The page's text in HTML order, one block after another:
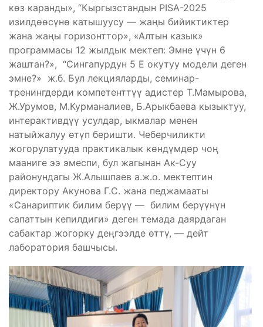
көз каранды», “Кыргызстандын PISA-2025
изилдөөсүнө катышуусу — жаңы бийиктиктер
жана жаңы горизонттор», «Алтын казык»
программасы 12 жылдык мектеп: Эмне үчүн 6
жаштан?», “Сингапурдун 5 Е окутуу модели деген
эмне?» ж.б. Бул лекцияларды, семинар-
тренингдерди компетенттүү адистер Т.Мамырова,
Ж.Урумов, М.Курманалиев, Б.Арыкбаева кызыктуу,
интерактивдүү усулдар, ыкмалар менен
натыйжалуу өтүп беришти. Чеберчиликти
жогорулатууда практикалык көндүмдөр чоң
мааниге ээ эмеспи, бул жагынан Ак-Суу
районундагы Ж.Алышпаев а.ж.о. мектептин
директору Акунова Г.С. жана педжамааты
«Санариптик билим берүү — билим берүүнүн
сапаттын кепилдиги» деген темада даярдаган
сабактар жогорку деңгээлде өттү, — дейт
лаборатория башчысы.